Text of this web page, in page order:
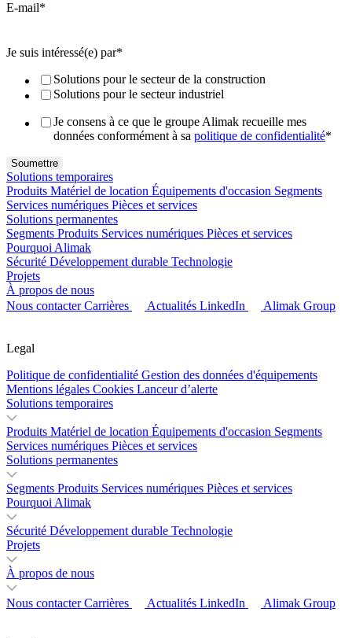
E-mail*
Je suis intéressé(e) par*
Solutions pour le secteur de la construction
Solutions pour le secteur industriel
Je consens à ce que le groupe Alimak recueille mes
données conformément à sa politique de confidentialité*
Solutions temporaires
Produits Matériel de location Équipements d'occasion Segments
Services numériques Pièces et services
Solutions permanentes
Segments Produits Services numériques Pièces et services
Pourquoi Alimak
Sécurité Développement durable Technologie
Projets
À propos de nous
Nous contacter Carrières Actualités LinkedIn Alimak Group
Legal
Politique de confidentialité Gestion des données d'équipements
Mentions légales Cookies Lanceur d’alerte
Solutions temporaires
Produits Matériel de location Équipements d'occasion Segments
Services numériques Pièces et services
Solutions permanentes
Segments Produits Services numériques Pièces et services
Pourquoi Alimak
Sécurité Développement durable Technologie
Projets
À propos de nous
Nous contacter Carrières Actualités LinkedIn Alimak Group